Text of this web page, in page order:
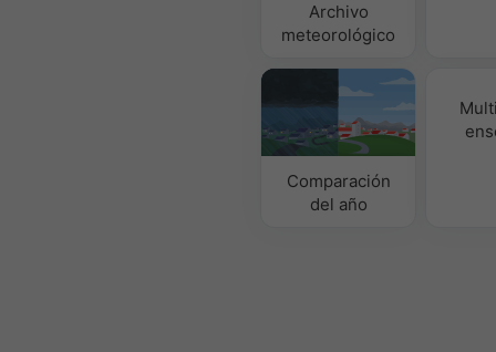
Archivo
meteorológico
Comparación
del año